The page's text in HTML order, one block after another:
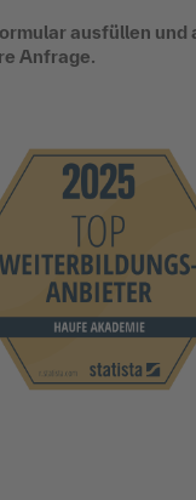
ausfüllen und
Anfrage.